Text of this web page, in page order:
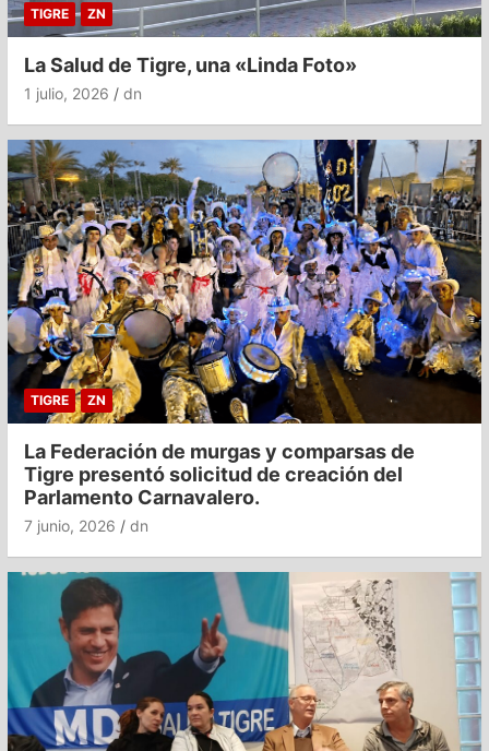
TIGRE ZN
La Salud de Tigre, una «Linda Foto»
1 julio, 2026 dn
TIGRE ZN
La Federación de murgas y comparsas de
Tigre presentó solicitud de creación del
Parlamento Carnavalero.
7 junio, 2026 dn